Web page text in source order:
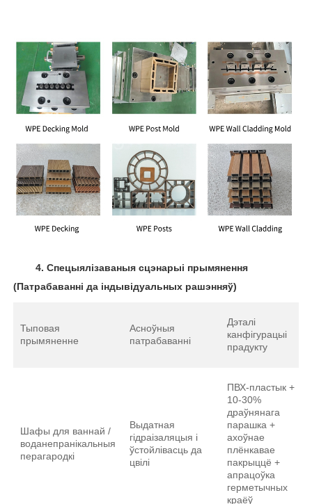
4. Спецыялізаваныя сцэнарыі прымянення
(Патрабаванні да індывідуальных рашэнняў)
Тыповая
прымяненне
Асноўныя
патрабаванні
Дэталі
канфігурацыі
прадукту
Шафы для ваннай /
воданепранікальныя
перагародкі
Выдатная
гідраізаляцыя і
ўстойлівасць да
цвілі
ПВХ-пластык +
10-30%
драўнянага
парашка +
ахоўнае
плёнкавае
пакрыццё +
апрацоўка
герметычных
краёў